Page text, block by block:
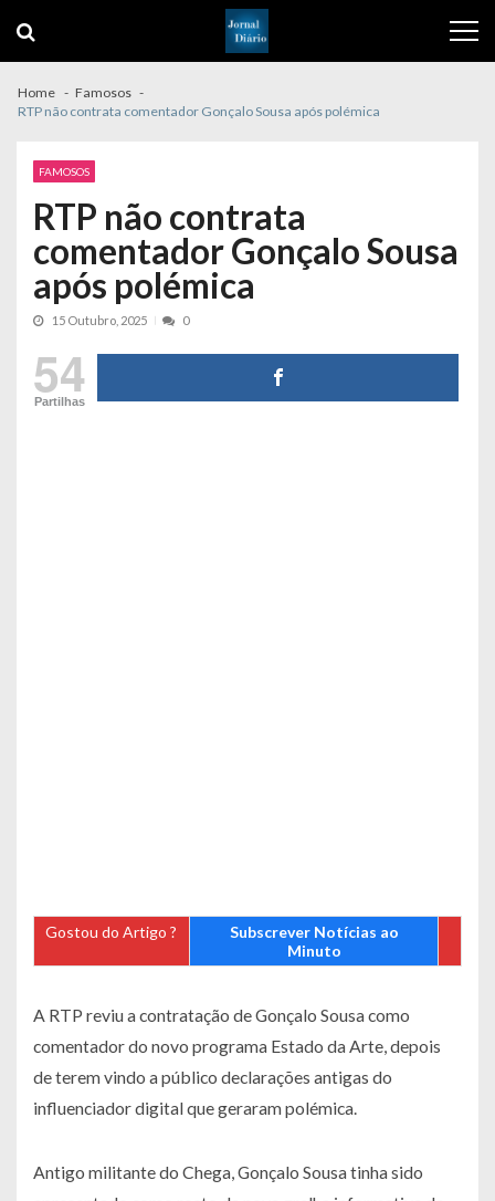
navigation
content
Home
Famosos
RTP não contrata comentador Gonçalo Sousa após polémica
FAMOSOS
RTP não contrata
comentador Gonçalo Sousa
após polémica
15 Outubro, 2025 0
54
Partilhas
Gostou do Artigo ?
Subscrever Notícias ao
Minuto
A RTP reviu a contratação de Gonçalo Sousa como
comentador do novo programa Estado da Arte, depois
de terem vindo a público declarações antigas do
influenciador digital que geraram polémica.
Antigo militante do Chega, Gonçalo Sousa tinha sido